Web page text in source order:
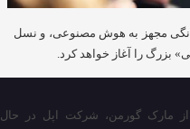
ربات خانگی مجهز به هوش مصنوعی، و نسل
بزرگ را آغاز خواهد کرد.
مارک گورمن، شرکت اپل در حال